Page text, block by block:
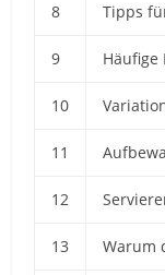
8 Tipps
9 Häufige
10
11
12
13 Warum